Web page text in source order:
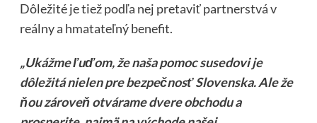
Dôležité je tiež podľa nej pretaviť partnerstvá v
reálny a hmatateľný benefit.
„Ukážme ľuďom, že naša pomoc susedovi je
dôležitá nielen pre bezpečnosť Slovenska. Ale že
ňou zároveň otvárame dvere obchodu a